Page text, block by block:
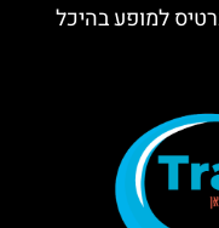
למופע בהיכל